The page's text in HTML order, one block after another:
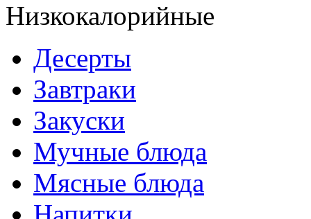
Низкокалорийные
Десерты
Завтраки
Закуски
Мучные блюда
Мясные блюда